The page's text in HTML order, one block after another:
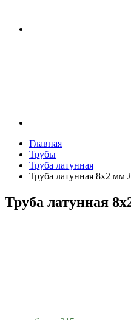
Главная
Трубы
Труба латунная
Труба латунная 8х2 мм
Труба латунная